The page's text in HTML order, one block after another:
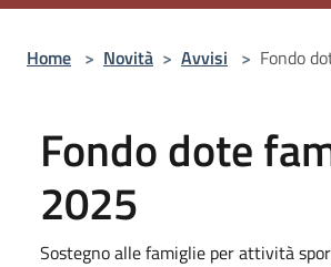
Home > Novità > Avvisi > Fondo
Fondo dote
2025
Sostegno alle famiglie per attività